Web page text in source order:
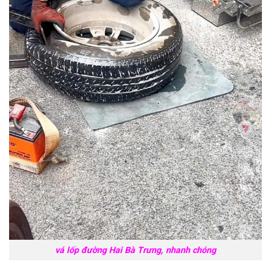
vá lốp đường Hai Bà Trưng, nhanh chóng